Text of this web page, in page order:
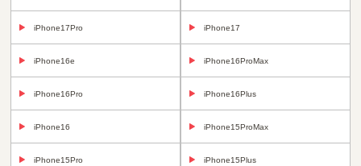
iPhone17Pro iPhone17
iPhone16e iPhone16ProMax
iPhone16Pro iPhone16Plus
iPhone16 iPhone15ProMax
iPhone15Pro iPhone15Plus